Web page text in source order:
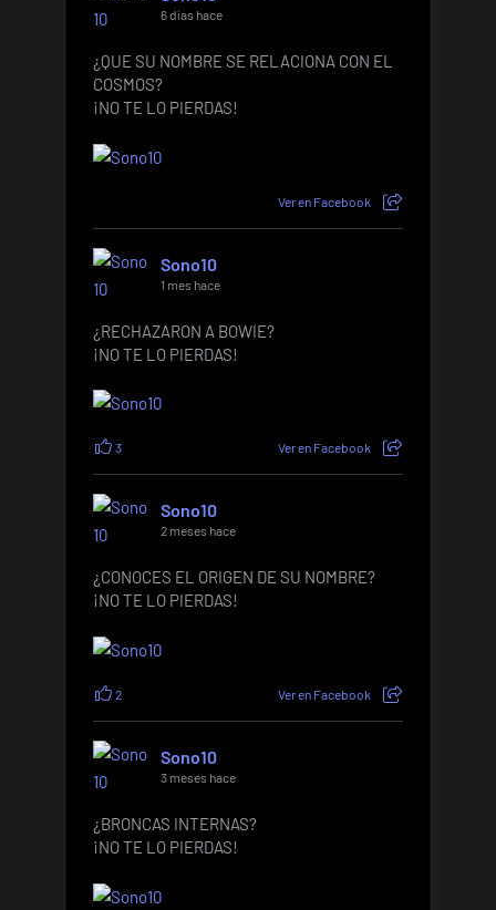
6 días hace
¿QUE SU NOMBRE SE RELACIONA CON EL
COSMOS?
¡NO TE LO PIERDAS!
Ver en Facebook
Sono10
1 mes hace
¿RECHAZARON A BOWIE?
¡NO TE LO PIERDAS!
3 Ver en Facebook
Sono10
2 meses hace
¿CONOCES EL ORIGEN DE SU NOMBRE?
¡NO TE LO PIERDAS!
2 Ver en Facebook
Sono10
3 meses hace
¿BRONCAS INTERNAS?
¡NO TE LO PIERDAS!